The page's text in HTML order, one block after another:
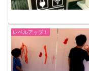
レベルアップ！